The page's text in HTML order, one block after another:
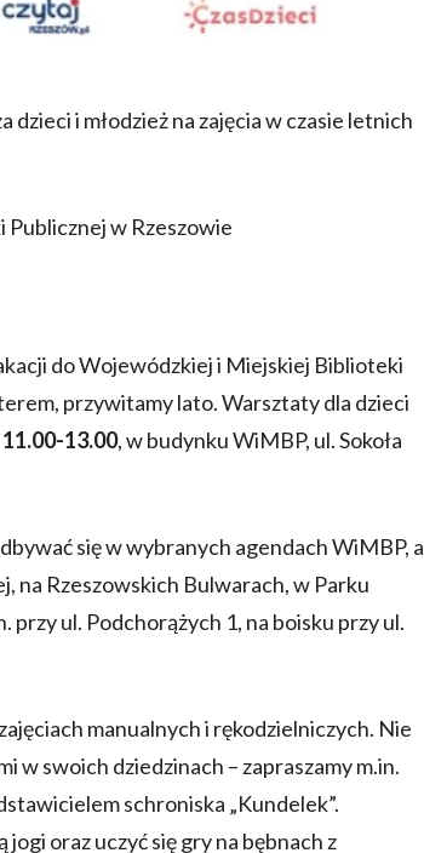
i młodzież na zajęcia w czasie letnich
w Rzeszowie
do Wojewódzkiej i Miejskiej Biblioteki
przywitamy lato. Warsztaty dla dzieci
13.00, w budynku WiMBP, ul. Sokoła
się w wybranych agendach WiMBP, a
na Rzeszowskich Bulwarach, w Parku
przy ul. Podchorążych 1, na boisku przy ul.
manualnych i rękodzielniczych. Nie
w swoich dziedzinach – zapraszamy m.in.
schroniska „Kundelek”.
oraz uczyć się gry na bębnach z